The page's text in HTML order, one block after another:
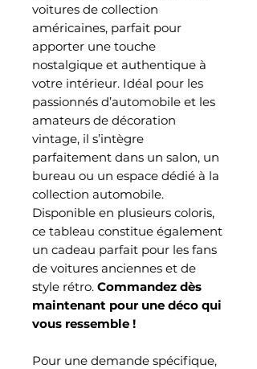
voitures de collection
américaines, parfait pour
apporter une touche
nostalgique et authentique à
votre intérieur. Idéal pour les
passionnés d’automobile et les
amateurs de décoration
vintage, il s’intègre
parfaitement dans un salon, un
bureau ou un espace dédié à la
collection automobile.
Disponible en plusieurs coloris,
ce tableau constitue également
un cadeau parfait pour les fans
de voitures anciennes et de
style rétro. Commandez dès
maintenant pour une déco qui
vous ressemble !
Pour une demande spécifique,